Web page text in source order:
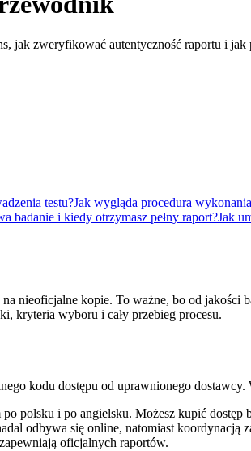
jak zweryfikować autentyczność raportu i
testu?Jak wygląda procedura
badanie i kiedy otrzymasz pełny raport?Jak
nieoficjalne kopie. To ważne, bo od
kryteria wyboru i cały przebieg procesu.
kodu dostępu od uprawnionego
polsku i po angielsku. Możesz kupić
odbywa się online, natomiast
oficjalnych raportów.